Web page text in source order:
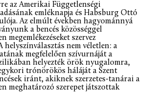
az Amerikai Függetlenségi
emléknapja és Habsburg Ottó
Az elmúlt években hagyománnyá
a bencés közösséggel
megemlékezéseket szervez
helyszínválasztás nem véletlen: a
megfelelően szívurnáját a
helyezték örök nyugalomra,
trónörökös háláját a Szent
iránt, akiknek szerzetes-tanárai a
meghatározó szerepet játszottak